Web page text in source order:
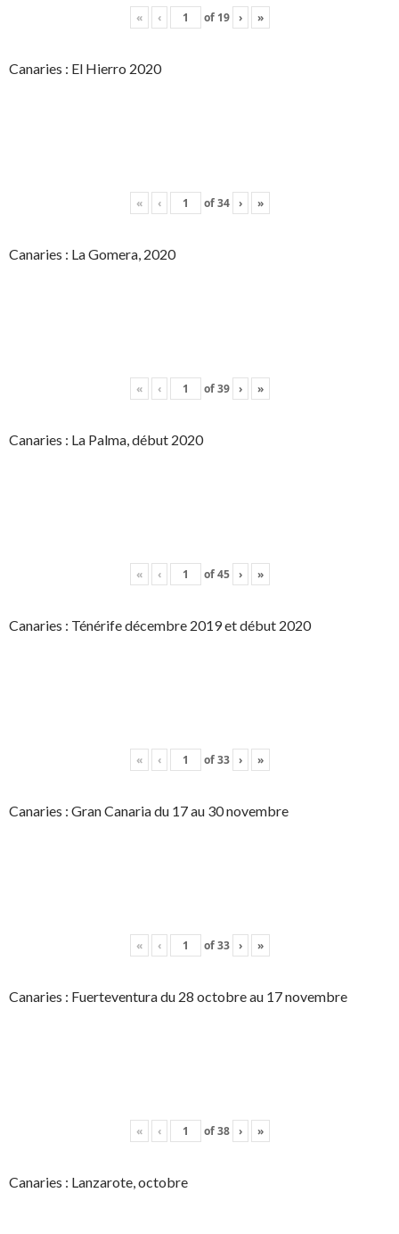
« ‹ of 19 › »
Canaries : El Hierro 2020
« ‹ of34 › »
Canaries : La Gomera, 2020
« ‹ of39 › »
Canaries : La Palma, début 2020
« ‹ of45 › »
Canaries : Ténérife décembre 2019 et début 2020
« ‹ of33 › »
Canaries : Gran Canaria du 17 au 30 novembre
« ‹ of33 › »
Canaries : Fuerteventura du 28 octobre au 17 novembre
« ‹ of38 › »
Canaries : Lanzarote, octobre